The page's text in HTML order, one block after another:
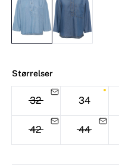
Størrelser
32 34
42 44